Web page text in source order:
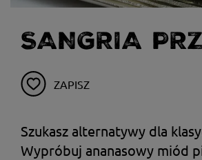
SANGRIA
ZAPISZ
Szukasz alternatywy dla
Wypróbuj ananasowy miód